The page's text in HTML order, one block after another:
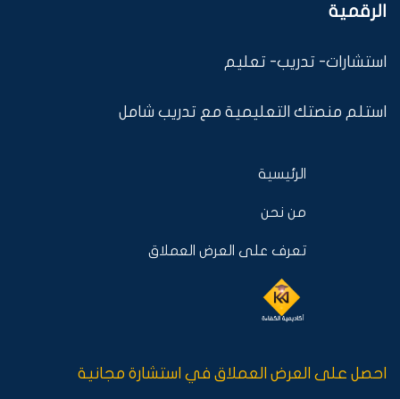
الرقمية
استشارات- تدريب- تعليم
استلم منصتك التعليمية مع تدريب شامل
الرئيسية
من نحن
تعرف على العرض العملاق
احصل على العرض العملاق في استشارة مجانية